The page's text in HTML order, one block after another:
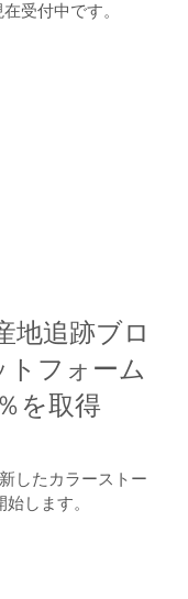
受付中です。
地追跡ブロ
フォーム
を取得
したカラーストー
します。